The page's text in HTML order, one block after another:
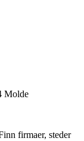
Molde
firmaer, steder